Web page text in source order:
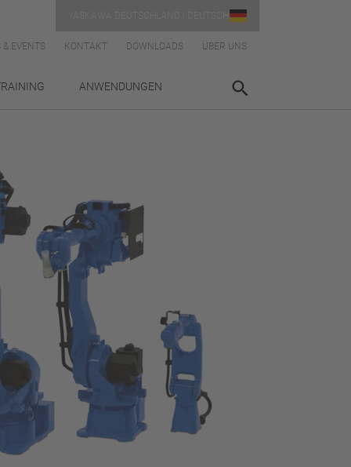
& EVENTS KONTAKT DOWNLOADS ÜBER UNS
ANWENDUNGEN